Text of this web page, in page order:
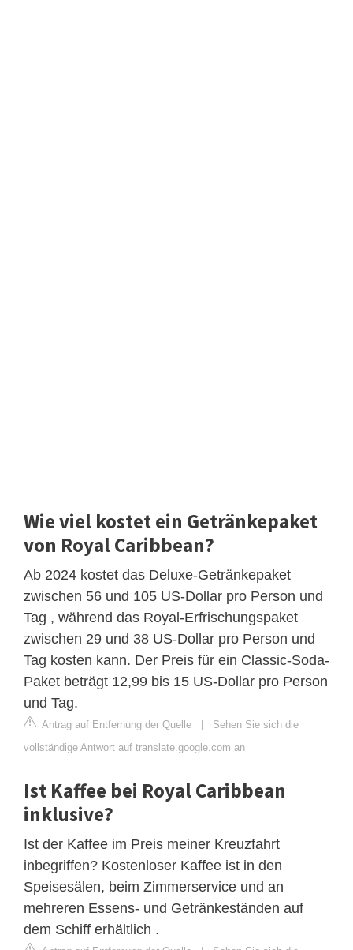
Wie viel kostet ein Getränkepaket
von Royal Caribbean?
Ab 2024 kostet das Deluxe-Getränkepaket
zwischen 56 und 105 US-Dollar pro Person und
Tag , während das Royal-Erfrischungspaket
zwischen 29 und 38 US-Dollar pro Person und
Tag kosten kann. Der Preis für ein Classic-Soda-
Paket beträgt 12,99 bis 15 US-Dollar pro Person
und Tag.
Antrag auf Entfernung der Quelle | Sehen Sie sich die
vollständige Antwort auf translate.google.com an
Ist Kaffee bei Royal Caribbean
inklusive?
Ist der Kaffee im Preis meiner Kreuzfahrt
inbegriffen? Kostenloser Kaffee ist in den
Speisesälen, beim Zimmerservice und an
mehreren Essens- und Getränkeständen auf
dem Schiff erhältlich .